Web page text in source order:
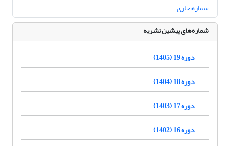
شماره جاری
شماره‌های پیشین نشریه
دوره 19 (1405)
دوره 18 (1404)
دوره 17 (1403)
دوره 16 (1402)